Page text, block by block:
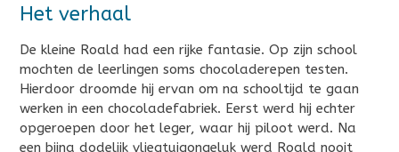
Het verhaal
De kleine Roald had een rijke fantasie. Op zijn school
mochten de leerlingen soms chocoladerepen testen.
Hierdoor droomde hij ervan om na schooltijd te gaan
werken in een chocoladefabriek. Eerst werd hij echter
opgeroepen door het leger, waar hij piloot werd. Na
een bijna dodelijk vliegtuigongeluk werd Roald nooit